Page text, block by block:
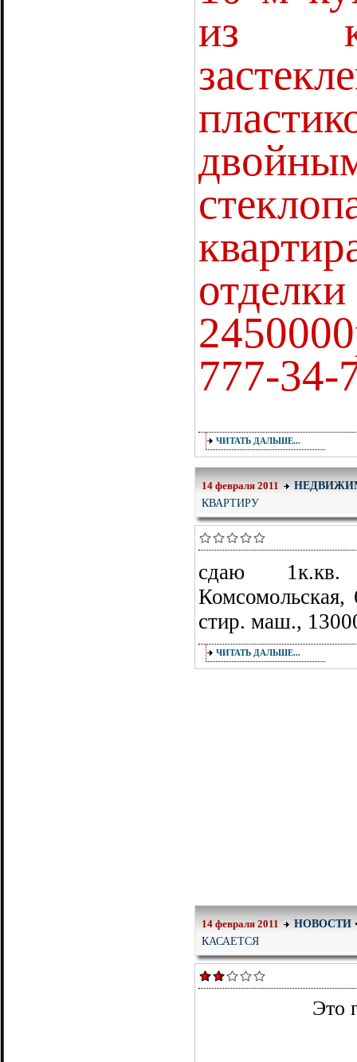
из
отделки
777-34-
ЧИТАТЬ ДАЛЬШЕ...
14 февраля 2011
КВАРТИРУ
сдаю
Комсомольская,
стир. маш.,
ЧИТАТЬ ДАЛЬШЕ...
14 февраля 2011 НОВОСТИ
КАСАЕТСЯ
Это